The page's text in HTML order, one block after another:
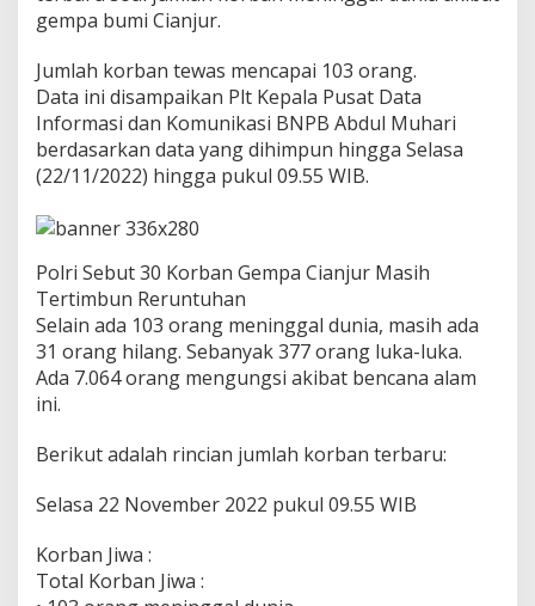
e
t
a
r
b
e
m
a
h
1
6
a
g
gempa bumi Cianjur.
Jumlah korban tewas mencapai 103 orang.
Data ini disampaikan Plt Kepala Pusat Data
Informasi dan Komunikasi BNPB Abdul Muhari
berdasarkan data yang dihimpun hingga Selasa
(22/11/2022) hingga pukul 09.55 WIB.
Polri Sebut 30 Korban Gempa Cianjur Masih
Tertimbun Reruntuhan
Selain ada 103 orang meninggal dunia, masih ada
31 orang hilang. Sebanyak 377 orang luka-luka.
Ada 7.064 orang mengungsi akibat bencana alam
ini.
Berikut adalah rincian jumlah korban terbaru:
Selasa 22 November 2022 pukul 09.55 WIB
Korban Jiwa :
Total Korban Jiwa :